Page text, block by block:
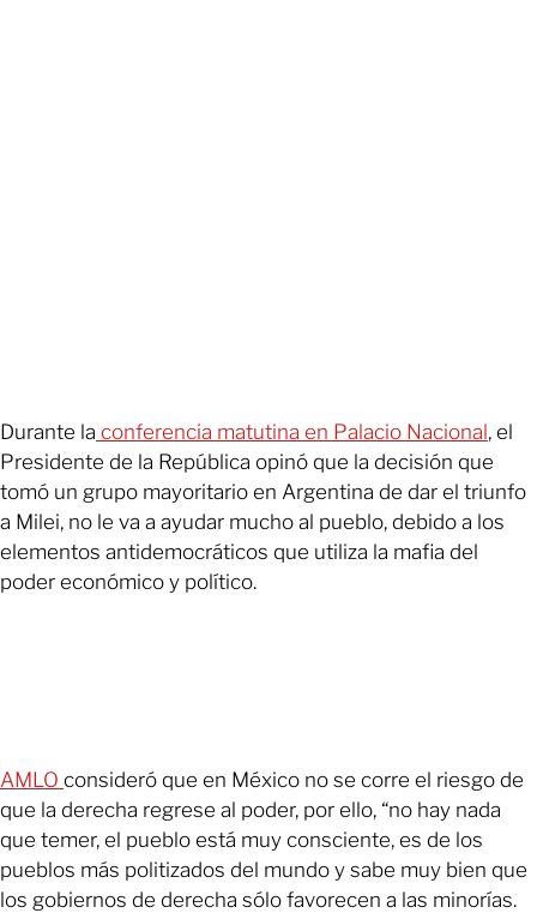
Durante la conferencia matutina en Palacio Nacional, el
Presidente de la República opinó que la decisión que
tomó un grupo mayoritario en Argentina de dar el triunfo
a Milei, no le va a ayudar mucho al pueblo, debido a los
elementos antidemocráticos que utiliza la mafia del
poder económico y político.
AMLO consideró que en México no se corre el riesgo de
que la derecha regrese al poder, por ello, “no hay nada
que temer, el pueblo está muy consciente, es de los
pueblos más politizados del mundo y sabe muy bien que
los gobiernos de derecha sólo favorecen a las minorías.